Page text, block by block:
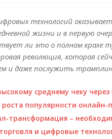
технологий
жизни и в первую
ли это о полном крахе
революция, которая
и даже послужить
среднему чеку
популярности онлайн-
трансформация –
и цифровые